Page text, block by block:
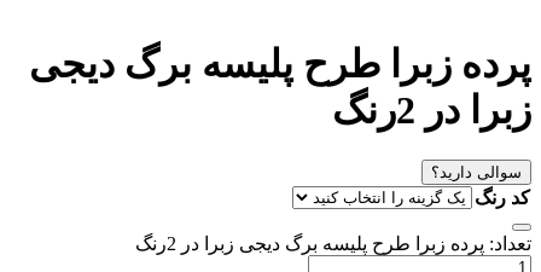
پرده زبرا طرح پلیسه برگ دیجی
زبرا در 2رنگ
سوالی دارید؟
کد رنگ
تعداد: پرده زبرا طرح پلیسه برگ دیجی زبرا در 2رنگ